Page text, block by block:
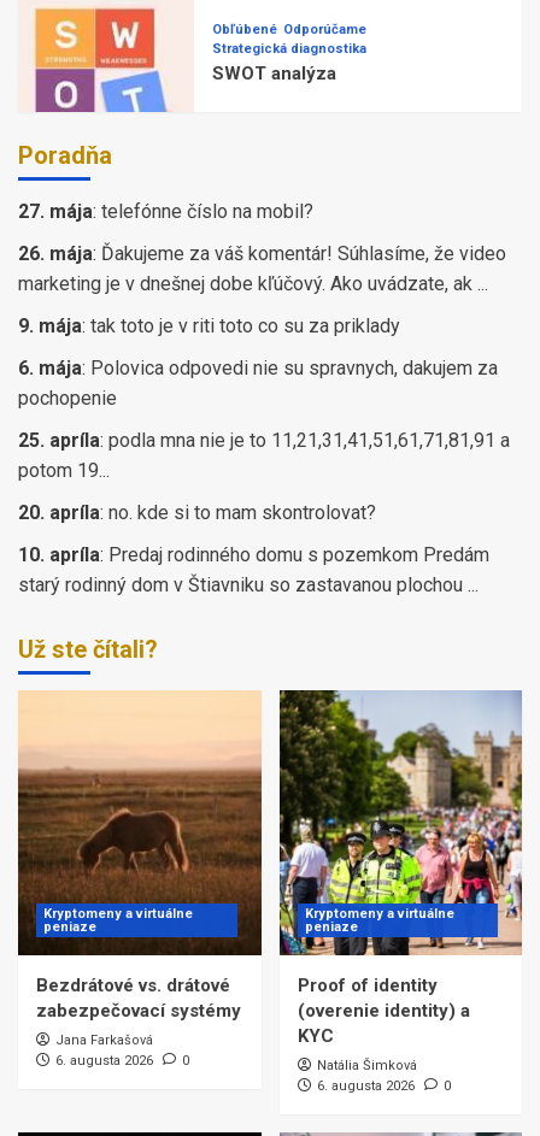
Obľúbené Odporúčame
Strategická diagnostika
SWOT analýza
Poradňa
27. mája: telefónne číslo na mobil?
26. mája: Ďakujeme za váš komentár! Súhlasíme, že video
marketing je v dnešnej dobe kľúčový. Ako uvádzate, ak ...
9. mája: tak toto je v riti toto co su za priklady
6. mája: Polovica odpovedi nie su spravnych, dakujem za
pochopenie
25. apríla: podla mna nie je to 11,21,31,41,51,61,71,81,91 a
potom 19...
20. apríla: no. kde si to mam skontrolovat?
10. apríla: Predaj rodinného domu s pozemkom Predám
starý rodinný dom v Štiavniku so zastavanou plochou ...
Už ste čítali?
Kryptomeny a virtuálne
peniaze
Bezdrátové vs. drátové
zabezpečovací systémy
Jana Farkašová
6. augusta 2026
0
Kryptomeny a virtuálne
peniaze
Proof of identity
(overenie identity) a
KYC
Natália Šimková
6. augusta 2026
0